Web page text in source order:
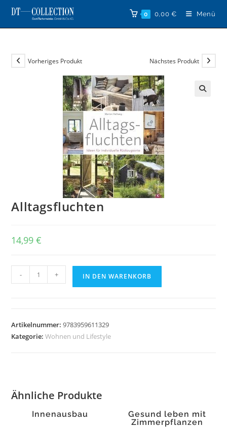
Zum
Inhalt
springen
0 0,00 € Menü
Vorheriges Produkt Nächstes Produkt
Alltagsfluchten
14,99€
Alltagsfluchten
Menge
- + IN DEN WARENKORB
Artikelnummer:9783959611329
Kategorie:Wohnen und Lifestyle
Ähnliche Produkte
Innenausbau
Gesund leben mit
Zimmerpflanzen